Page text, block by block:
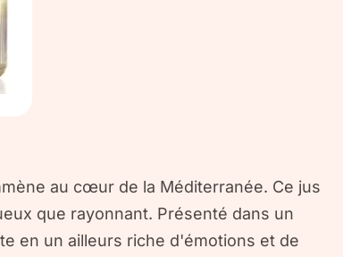
au cœur de la Méditerranée. Ce jus
que rayonnant. Présenté dans un
en un ailleurs riche d'émotions et de